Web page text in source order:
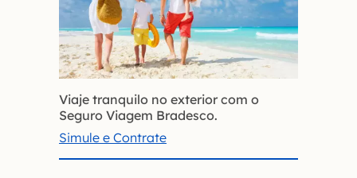
Viaje tranquilo no exterior com o
Seguro Viagem Bradesco.
Simule e Contrate